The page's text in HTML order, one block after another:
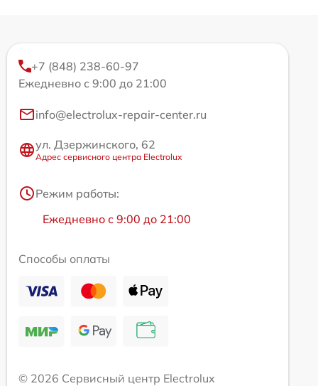
+7 (848) 238-60-97
Ежедневно с 9:00 до 21:00
info@electrolux-repair-center.ru
ул. Дзержинского, 62
Адрес сервисного центра Electrolux
Режим работы:
Ежедневно с 9:00 до 21:00
Способы оплаты
© 2026 Сервисный центр Electrolux